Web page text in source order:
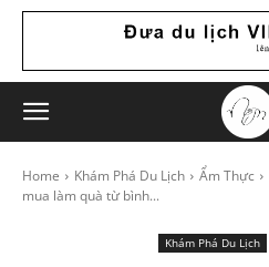
Home Khám Phá Du Lịch Ẩm Thực
mua làm quà từ bình...
Khám Phá Du Lịch